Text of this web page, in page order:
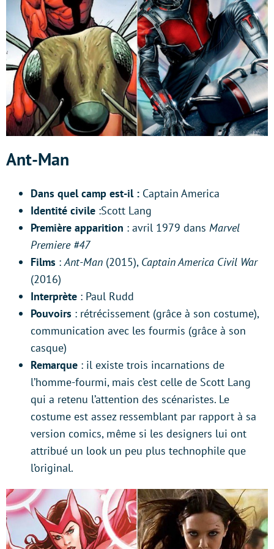
Ant-Man
Dans quel camp est-il: Captain America
Identité civile :Scott Lang
Première apparition : avril 1979 dans Marvel
Premiere #47
Films :Ant-Man (2015), Captain America Civil War
(2016)
Interprète : Paul Rudd
Pouvoirs : rétrécissement (grâce à son costume),
communication avec les fourmis (grâce à son
casque)
Remarque : il existe trois incarnations de
l’homme-fourmi, mais c’est celle de Scott Lang
qui a retenu l’attention des scénaristes. Le
costume est assez ressemblant par rapport à sa
version comics, même si les designers lui ont
attribué un look un peu plus technophile que
l’original.